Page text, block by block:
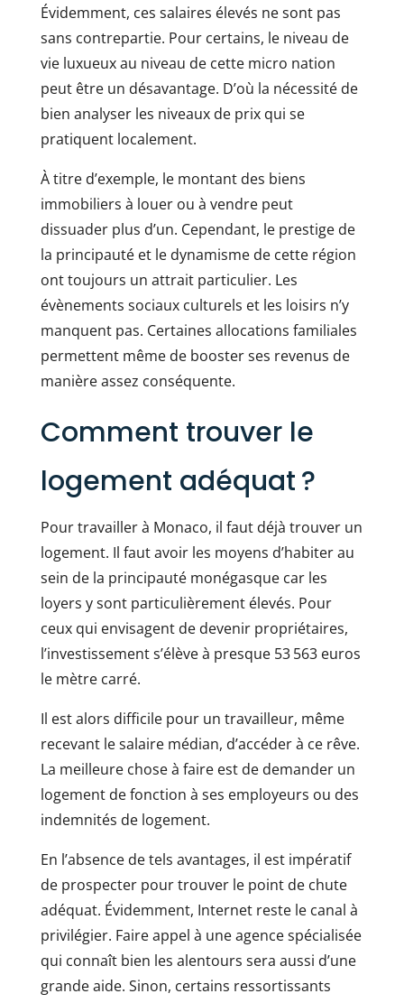
Évidemment, ces salaires élevés ne sont pas
sans contrepartie. Pour certains, le niveau de
vie luxueux au niveau de cette micro nation
peut être un désavantage. D’où la nécessité de
bien analyser les niveaux de prix qui se
pratiquent localement.
À titre d’exemple, le montant des biens
immobiliers à louer ou à vendre peut
dissuader plus d’un. Cependant, le prestige de
la principauté et le dynamisme de cette région
ont toujours un attrait particulier. Les
évènements sociaux culturels et les loisirs n’y
manquent pas. Certaines allocations familiales
permettent même de booster ses revenus de
manière assez conséquente.
Comment trouver le
logement adéquat ?
Pour travailler à Monaco, il faut déjà trouver un
logement. Il faut avoir les moyens d’habiter au
sein de la principauté monégasque car les
loyers y sont particulièrement élevés. Pour
ceux qui envisagent de devenir propriétaires,
l’investissement s’élève à presque 53 563 euros
le mètre carré.
Il est alors difficile pour un travailleur, même
recevant le salaire médian, d’accéder à ce rêve.
La meilleure chose à faire est de demander un
logement de fonction à ses employeurs ou des
indemnités de logement.
En l’absence de tels avantages, il est impératif
de prospecter pour trouver le point de chute
adéquat. Évidemment, Internet reste le canal à
privilégier. Faire appel à une agence spécialisée
qui connaît bien les alentours sera aussi d’une
grande aide. Sinon, certains ressortissants